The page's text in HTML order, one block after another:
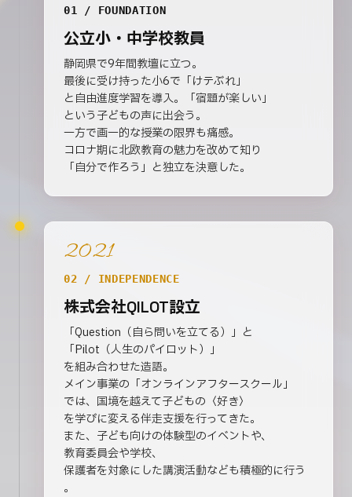
01 / FOUNDATION
公立小・中学校教員
静岡県で9年間教壇に立つ。
最後に受け持った小6で「けテぶれ」
と自由進度学習を導入。「宿題が楽しい」
という子どもの声に出会う。
一方で画一的な授業の限界も痛感。
コロナ期に北欧教育の魅力を改めて知り
「自分で作ろう」と独立を決意した。
2021
02 / INDEPENDENCE
株式会社QILOT設立
「Question（自ら問いを立てる）」と
「Pilot（人生のパイロット）」
を組み合わせた造語。
メイン事業の「オンラインアフタースクール」
では、国境を越えて子どもの〈好き〉
を学びに変える伴走支援を行ってきた。
また、子ども向けの体験型のイベントや、
教育委員会や学校、
保護者を対象にした講演活動なども積極的に行う
。